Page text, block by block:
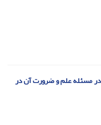
مسئله علم و ضرورت آن در